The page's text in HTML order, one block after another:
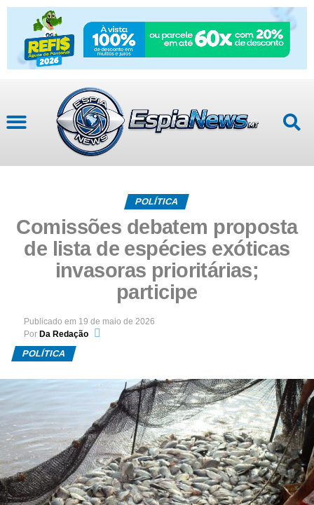
POLÍTICA
Comissões debatem proposta
de lista de espécies exóticas
invasoras prioritárias;
participe
Publicado em 19 de maio de 2026
Por Da Redação
POLÍTICA